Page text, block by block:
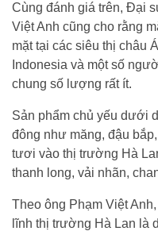
Cùng đánh giá trên, Đại
Việt Anh cũng cho rằng
mặt tại các siêu thị châu
Indonesia và một số
chung số lượng rất ít.
Sản phẩm chủ yếu dưới
đông như măng, đậu
tươi vào thị trường Hà
thanh long, vải nhãn,
Theo ông Phạm Việt
lĩnh thị trường Hà Lan là